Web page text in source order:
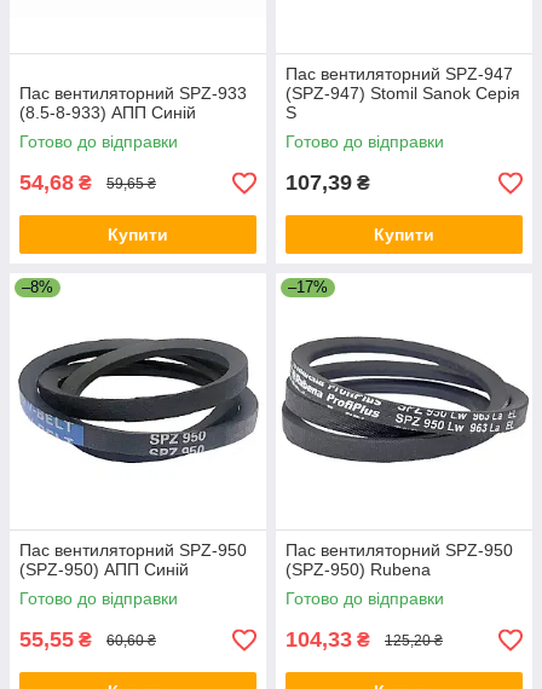
Пас вентиляторний SPZ-933
(8.5-8-933) АПП Синій
Готово до відправки
54,68 ₴ 59,65 ₴
Купити
Пас вентиляторний SPZ-947
(SPZ-947) Stomil Sanok Серія
S
Готово до відправки
107,39 ₴
Купити
–8%
Пас вентиляторний SPZ-950
(SPZ-950) АПП Синій
Готово до відправки
55,55 ₴ 60,60 ₴
–17%
Пас вентиляторний SPZ-950
(SPZ-950) Rubena
Готово до відправки
104,33 ₴ 125,20 ₴